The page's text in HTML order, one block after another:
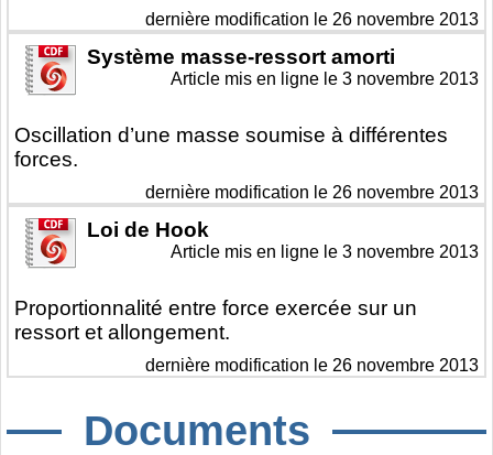
dernière modification le 26 novembre 2013
Système masse-ressort amorti
Oscillation d’une masse soumise à différentes
forces.
Article mis en ligne le 3 novembre 2013
dernière modification le 26 novembre 2013
Loi de Hook
Proportionnalité entre force exercée sur un
ressort et allongement.
Article mis en ligne le 3 novembre 2013
dernière modification le 26 novembre 2013
Documents